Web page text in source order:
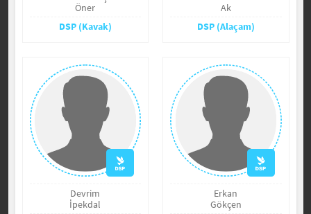
Öner
DSP (Kavak)
Ak
DSP (Alaçam)
Devrim
İpekdal
Erkan
Gökçen